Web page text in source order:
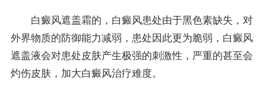
白癜风遮盖霜的，白癜风患处由于黑色素缺失，对
外界物质的防御能力减弱，患处因此更为脆弱，白癜风
遮盖液会对患处皮肤产生极强的刺激性，严重的甚至会
灼伤皮肤，加大白癜风治疗难度。